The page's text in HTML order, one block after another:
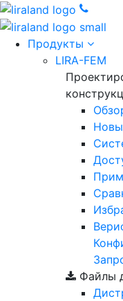
Продукты
LIRA-FEM
Файлы